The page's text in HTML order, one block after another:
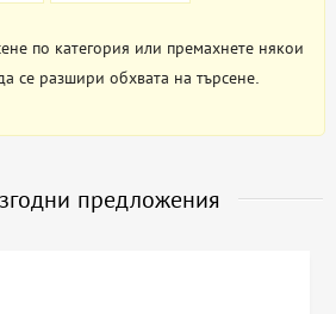
по категория или премахнете някои
се разшири обхвата на търсене.
предложения